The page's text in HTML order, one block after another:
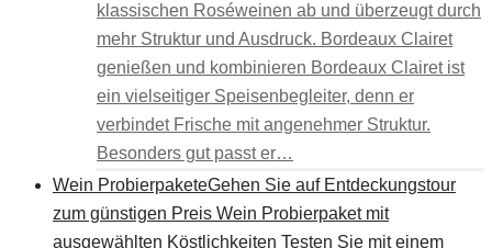
klassischen Roséweinen ab und überzeugt durch
mehr Struktur und Ausdruck. Bordeaux Clairet
genießen und kombinieren Bordeaux Clairet ist
ein vielseitiger Speisenbegleiter, denn er
verbindet Frische mit angenehmer Struktur.
Besonders gut passt er…
Wein ProbierpaketeGehen Sie auf Entdeckungstour
zum günstigen Preis Wein Probierpaket mit
ausgewählten Köstlichkeiten Testen Sie mit einem